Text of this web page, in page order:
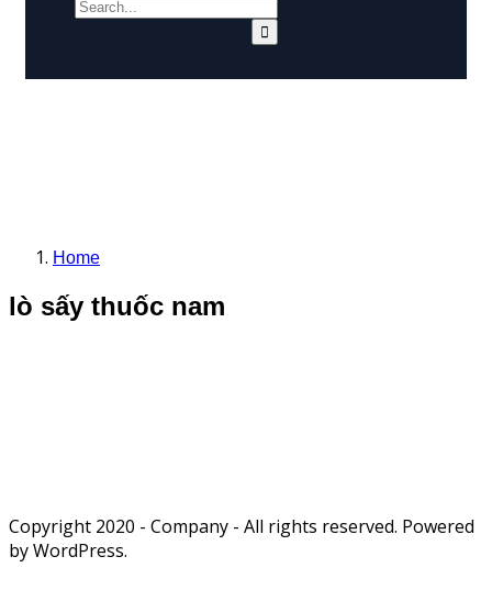
Home
lò sấy thuốc nam
Copyright 2020 - Company - All rights reserved. Powered
by WordPress.